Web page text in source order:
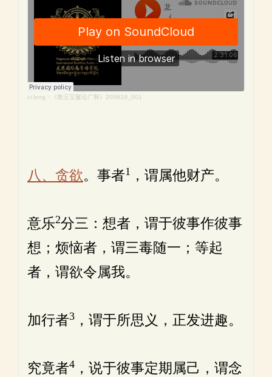
ci long · 《教王宝鬘论广释》200819_001
八、贪欲。事者1 ，谓属他财产。
意乐2分三：想者，谓于彼事作彼事
想；烦恼者，谓三毒随一；等起
者，谓欲令属我。
加行者3 ，谓于所思义，正发进趣。
究竟者4 ，说于彼事定期属己，谓念